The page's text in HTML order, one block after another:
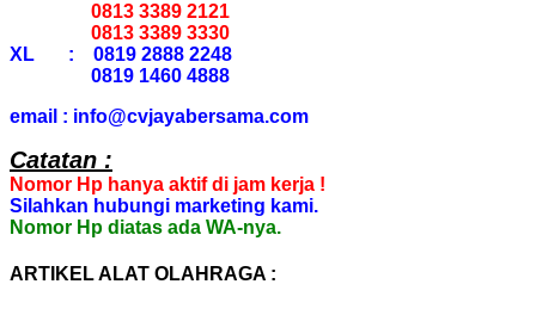
0813 3389 2121
0813 3389 3330
XL : 0819 2888 2248
0819 1460 4888
email : info@cvjayabersama.com
Catatan :
Nomor Hp hanya aktif di jam kerja !
Silahkan hubungi marketing kami.
Nomor Hp diatas ada WA-nya.
ARTIKEL ALAT OLAHRAGA :